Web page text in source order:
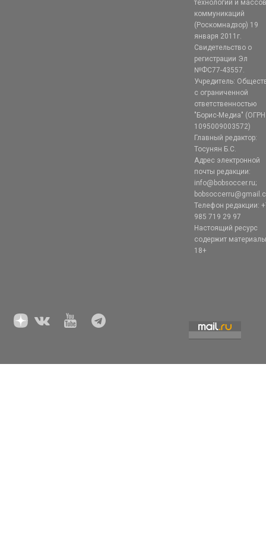
технологий и
коммуникаций
(Роскомнадзор) 19
января 2011г.
Свидетельство о
регистрации Эл
№ФС77-43557.
Учредитель:
с ограниченной
ответственностью
"Борис-Медиа" (ОГРН
1095009003572)
Главный редактор:
Тосунян Б.С.
Адрес электронной
почты редакции:
info@bobsoccer.ru;
Телефон редакции:
985 719 29 97
Настоящий ресурс
содержит
18+